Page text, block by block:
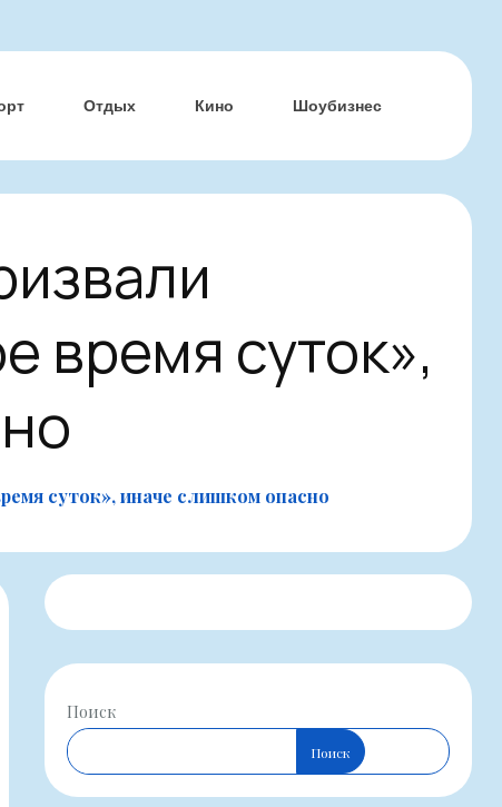
Отдых Кино Шоубизнес
время суток»,
суток», иначе слишком опасно
Поиск
Поиск